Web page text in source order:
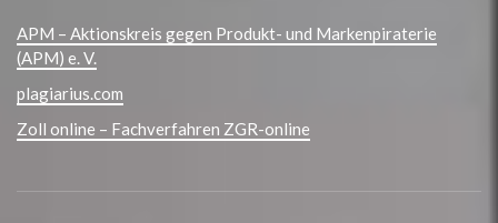
APM – Aktionskreis gegen Produkt- und Markenpiraterie
(APM) e. V.
plagiarius.com
Zoll online – Fachverfahren ZGR-online